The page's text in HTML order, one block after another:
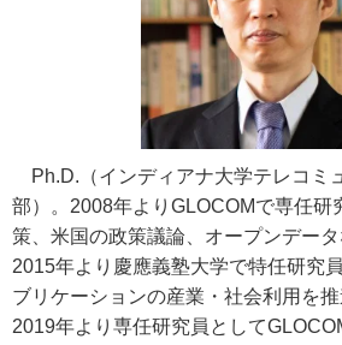
Ph.D.（インディアナ大学テレコミ
部）。 2008年より GLOCOMで専任研
策、米国の政策議論、オープンデータ
2015年より慶應義塾大学で特任研究
ブリケーションの産業・社会利用を推
2019年より専任研究員として